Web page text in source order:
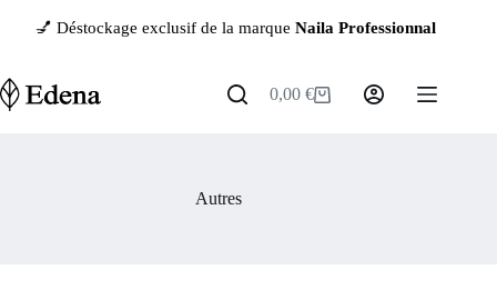
💅 Déstockage exclusif de la marqueNaila Professionnal—
Panier
0,00€
Autres